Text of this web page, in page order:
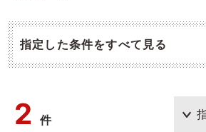
指定した条件をすべて見る
2件